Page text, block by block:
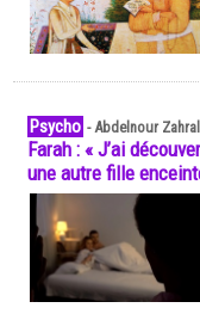
Psycho -Abdelnour
Farah : « J’ai
une autre fille